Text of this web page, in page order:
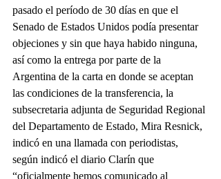
pasado el período de 30 días en que el
Senado de Estados Unidos podía presentar
objeciones y sin que haya habido ninguna,
así como la entrega por parte de la
Argentina de la carta en donde se aceptan
las condiciones de la transferencia, la
subsecretaria adjunta de Seguridad Regional
del Departamento de Estado, Mira Resnick,
indicó en una llamada con periodistas,
según indicó el diario Clarín que
“oficialmente hemos comunicado al